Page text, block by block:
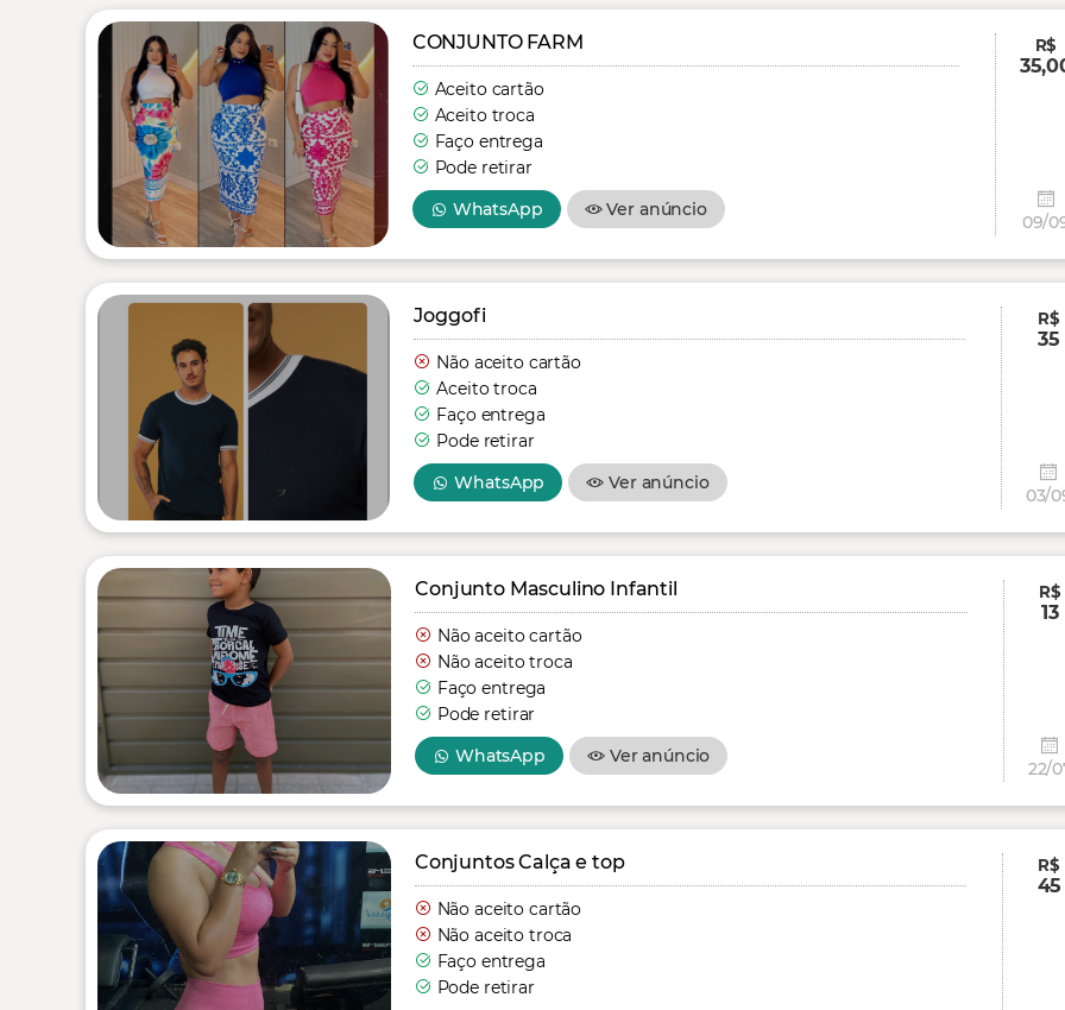
CONJUNTO FARM
Aceito cartão
Aceito troca
Faço entrega
Pode retirar
WhatsApp
Ver anúncio
R$
09/
Joggofi
Não aceito cartão
Aceito troca
Faço entrega
Pode retirar
WhatsApp
Ver anúncio
R$
35
03/
Conjunto Masculino Infantil
Não aceito cartão
Não aceito troca
Faço entrega
Pode retirar
WhatsApp
Ver anúncio
R$
13
22/
Conjuntos Calça e top
Não aceito cartão
Não aceito troca
Faço entrega
Pode retirar
R$
45